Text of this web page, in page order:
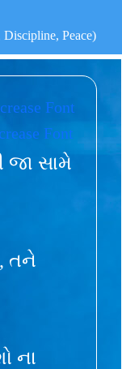
Peace)
સામે
તને
ના